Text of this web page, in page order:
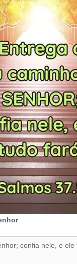
confia nele, e ele